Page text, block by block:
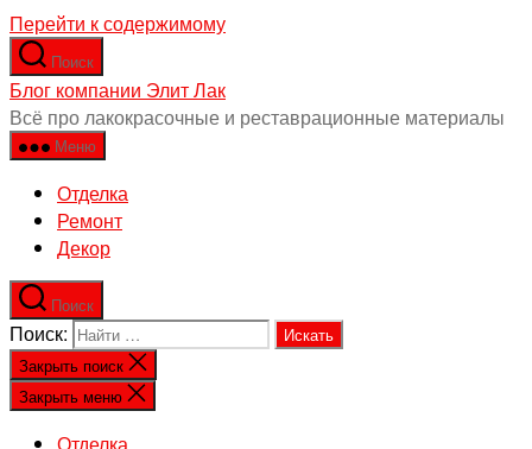
Перейти к содержимому
Поиск
Блог компании Элит Лак
Всё про лакокрасочные и реставрационные материалы
Меню
Отделка
Ремонт
Декор
Поиск
Поиск:
Закрыть поиск
Закрыть меню